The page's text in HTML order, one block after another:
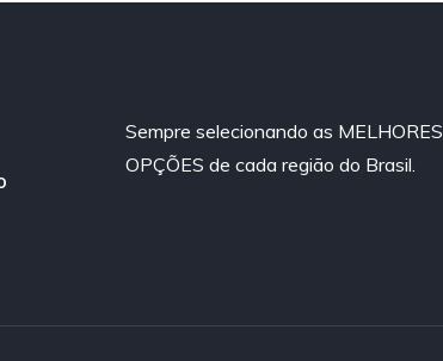
Sempre selecionando as MELHORES
OPÇÕES de cada região do Brasil.